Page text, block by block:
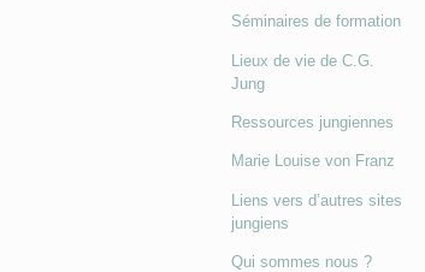
Séminaires de formation
Lieux de vie de C.G.
Jung
Ressources jungiennes
Marie Louise von Franz
Liens vers d’autres sites
jungiens
Qui sommes nous ?